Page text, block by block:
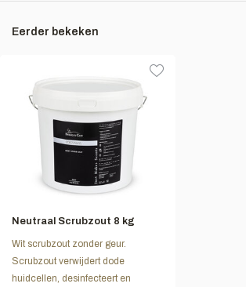
Eerder bekeken
Neutraal Scrubzout 8 kg
Wit scrubzout zonder geur.
Scrubzout verwijdert dode
huidcellen, desinfecteert en